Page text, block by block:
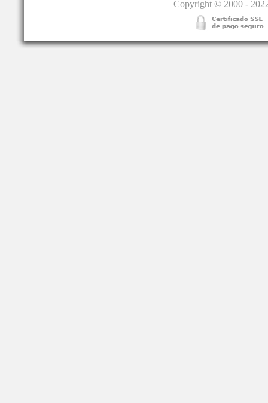
Copyright © 2000 -